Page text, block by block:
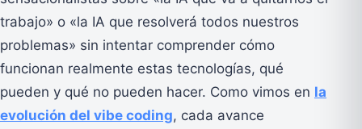
trabajo» o «la IA que resolverá todos nuestros
problemas» sin intentar comprender cómo
funcionan realmente estas tecnologías, qué
pueden y qué no pueden hacer. Como vimos en la
evolución del vibe coding, cada avance